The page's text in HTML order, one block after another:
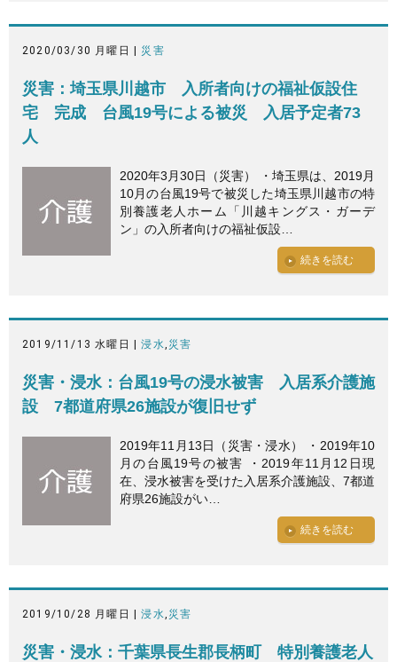
2020/03/30 月曜日 | 災害
災害：埼玉県川越市 入所者向けの福祉仮設住
宅 完成 台風19号による被災 入居予定者73
人
2020年3月30日（災害） ・埼玉県は、2019月
10月の台風19号で被災した埼玉県川越市の特
別養護老人ホーム「川越キングス・ガーデ
ン」の入所者向けの福祉仮設…
続きを読む
2019/11/13 水曜日 |浸水, 災害
災害・浸水：台風19号の浸水被害 入居系介護施
設 7都道府県26施設が復旧せず
2019年11月13日（災害・浸水） ・2019年10
月の台風19号の被害 ・2019年11月12日現
在、浸水被害を受けた入居系介護施設、7都道
府県26施設がい…
続きを読む
2019/10/28 月曜日 |浸水, 災害
災害・浸水：千葉県長生郡長柄町 特別養護老人